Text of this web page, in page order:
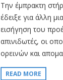
Την έμπρακτη
έδειξε για άλλη
εισήγηση του
απινιδωτές, οι
ορεινών και
READ MORE